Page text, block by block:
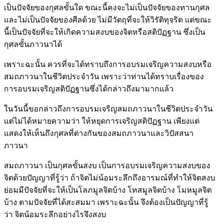
เป็นปัจจัยของกุศลขั้นใด ขณะนี้คงจะไม่เป็นปัจจัยของทานกุศล
และไม่เป็นปัจจัยของศีลด้วย ไม่มีวัตถุที่จะให้วิรัติทุจริต แต่ขณะ
นี้เป็นปัจจัยที่จะให้เกิดความสงบของจิตหรือสติปัฏฐาน ซึ่งเป็น
กุศลขั้นภาวนาได้
เพราะฉะนั้น ควรที่จะได้ทราบถึงการอบรมเจริญความสงบหรือ
สมถภาวนาในชีวิตประจำวัน เพราะว่าท่านได้ทราบเรื่องของ
การอบรมเจริญสติปัฏฐานซึ่งได้กล่าวถึงมามากแล้ว
ในวันนี้ขอกล่าวถึงการอบรมเจริญสมถภาวนาในชีวิตประจำวัน
แต่ไม่ได้หมายความว่า ให้หยุดการเจริญสติปัฏฐาน เพียงแต่
แสดงให้เห็นถึงกุศลที่ต่างกันของสมถภาวนาและวิปัสสนา
ภาวนา
สมถภาวนา เป็นกุศลขั้นสงบ เป็นการอบรมเจริญความสงบของ
จิตด้วยปัญญาที่รู้ว่า ถ้าจิตไม่น้อมระลึกถึงอารมณ์ที่ทำให้จิตสงบ
ย่อมมีปัจจัยที่จะให้เป็นโลภมูลจิตบ้าง โทสมูลจิตบ้าง โมหมูลจิต
บ้าง ตามปัจจัยที่ได้สะสมมา เพราะฉะนั้น จึงต้องเป็นปัญญาที่รู้
ว่า จิตน้อมระลึกอย่างไรจึงสงบ